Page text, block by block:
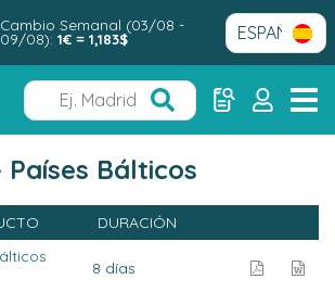
Cambio Semanal (03/08 -
09/08):1€ = 1,183$
Países Bálticos
DURACIÓN
8 días